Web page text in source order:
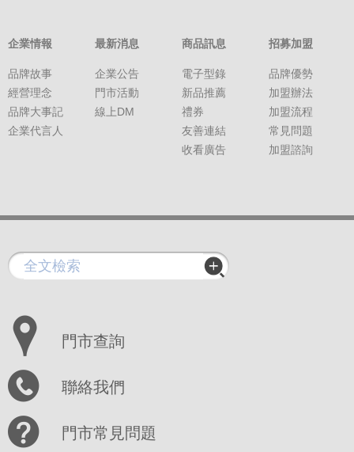
企業情報
品牌故事
經營理念
品牌大事記
企業代言人
最新消息
企業公告
門市活動
線上DM
商品訊息
電子型錄
新品推薦
禮券
友善連結
收看廣告
招募加盟
品牌優勢
加盟辦法
加盟流程
常見問題
加盟諮詢
門市查詢
聯絡我們
門市常見問題